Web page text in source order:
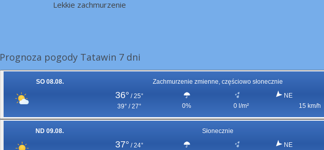
Lekkie zachmurzenie
Prognoza pogody Tatawin 7 dni
SO 08.08. Zachmurzenie zmienne, częściowo słonecznie
36° / 25°
39° / 27°
0% 0 l/m²
NE
15 km/h
ND 09.08. Słonecznie
37° / 24°
NE